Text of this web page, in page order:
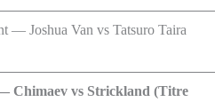
— Joshua Van vs Tatsuro Taira
Chimaev vs Strickland (Titre